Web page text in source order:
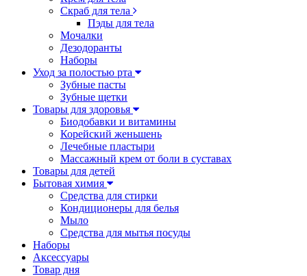
Скраб для тела
Пэды для тела
Мочалки
Дезодоранты
Наборы
Уход за полостью рта
Зубные пасты
Зубные щетки
Товары для здоровья
Биодобавки и витамины
Корейский женьшень
Лечебные пластыри
Массажный крем от боли в суставах
Товары для детей
Бытовая химия
Средства для стирки
Кондиционеры для белья
Мыло
Средства для мытья посуды
Наборы
Аксессуары
Товар дня